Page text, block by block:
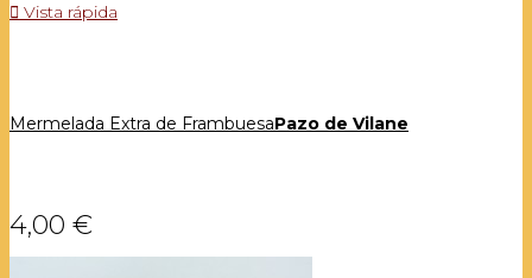
 Vista rápida
Mermelada Extra de FrambuesaPazo de Vilane
4,00 €